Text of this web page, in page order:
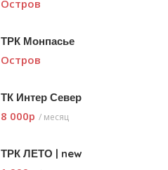
Остров
ТРК Монпасье
Остров
ТК Интер Север
8 000p / месяц
ТРК ЛЕТО | new